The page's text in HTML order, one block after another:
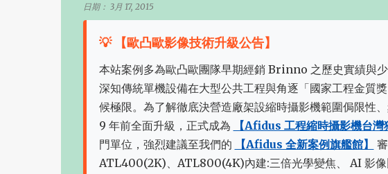
日期： 3月 17, 2015
💡 【歐凸歐影像技術升級公告】
本站案例多為歐凸歐團隊早期經銷 Brinno 之歷史實績與
深知傳統單機設備在大型公共工程與角逐「國家工程金質
候極限。為了解徹底決營造廠架設縮時攝影機範圍侷限性
9 年前全面升級，正式成為
【Afidus 工程縮時攝影機台灣
門單位，強烈建議至我們的
【Afidus 全新案例旗艦館】
ATL400(2K)、ATL800(4K)內建:三倍光學變焦、 AI 影